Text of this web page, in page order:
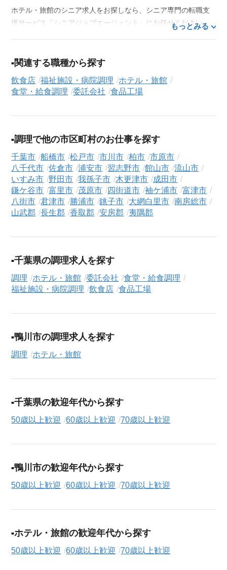
ホテル・旅館のシニア求人をお探しなら、シニア専門の転職支
援サービス「シニアジョブエージェント」にお任せください。
的にサポートします。この求人を含む
スだけの非公開求人です。
気になる求人がございましたら、まずは「求人紹介を依頼す
イザーが、これまでのご経歴やご希望を丁寧にヒアリングし、
職務経歴書の作成から面接対策、企業との条件交渉まで、転職
活動の全プロセスを無料でサポートいたします。
求人検索について
シニアジョブエージェントでは、豊富な求人情報の中から、あ
なたの希望に合ったお仕事を簡単に見つけられます。雇用形態
収・時給・日給、さらに週休2日制、駅近、寮・社宅ありといっ
このホテル・旅館の求人にご興味をお持ちの方はもちろん、
「まずは相談から始めたい」という方も、ぜひお気軽に
援サービス（無料）にお申し込みください。
もっとみる
関連する職種から探す
飲食店 福祉施設・病院調理
ホテル・旅館
食堂・給食調理
委託会社 食品工場
調理で他の市区町村のお仕事を探す
千葉市 船橋市 松戸市 市川市 柏市
市原市
八千代市
佐倉市 浦安市 習志野市 館山市
流山市
いすみ市
野田市 我孫子市 木更津市
成田市
鎌ケ谷市
富里市 茂原市 四街道市 袖ケ浦市
富津市
八街市
君津市 勝浦市 銚子市 大網白里市
南房総市
山武郡
長生郡 香取郡 安房郡 夷隅郡
千葉県の調理求人を探す
調理 ホテル・旅館 委託会社
食堂・給食調理
福祉施設・病院調理
飲食店 食品工場
鴨川市の調理求人を探す
調理 ホテル・旅館
千葉県の歓迎年代から探す
50歳以上歓迎 60歳以上歓迎 70歳以上歓迎
鴨川市の歓迎年代から探す
50歳以上歓迎 60歳以上歓迎 70歳以上歓迎
ホテル・旅館の歓迎年代から探す
50歳以上歓迎 60歳以上歓迎 70歳以上歓迎